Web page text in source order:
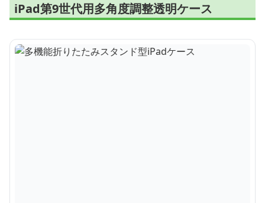
iPad第9世代用多角度調整透明ケース